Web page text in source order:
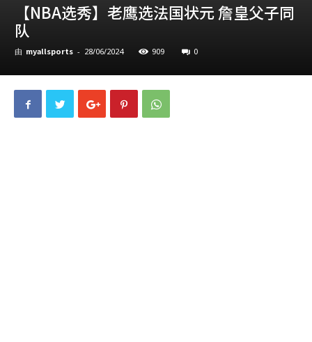
【NBA选秀】老鹰选法国状元 詹皇父子同
队
由 myallsports - 28/06/2024 909 0